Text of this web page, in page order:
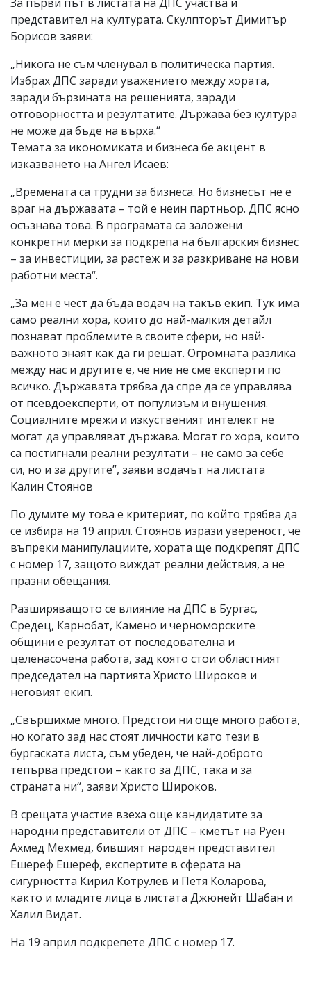
представител на културата. Скулпторът Димитър
Борисов заяви:
„Никога не съм членувал в политическа партия.
Избрах ДПС заради уважението между хората,
заради бързината на решенията, заради
отговорността и резултатите. Държава без култура
не може да бъде на върха.“
Темата за икономиката и бизнеса бе акцент в
изказването на Ангел Исаев:
„Времената са трудни за бизнеса. Но бизнесът не е
враг на държавата – той е неин партньор. ДПС ясно
осъзнава това. В програмата са заложени
конкретни мерки за подкрепа на българския бизнес
– за инвестиции, за растеж и за разкриване на нови
работни места“.
„За мен е чест да бъда водач на такъв екип. Тук има
само реални хора, които до най-малкия детайл
познават проблемите в своите сфери, но най-
важното знаят как да ги решат. Огромната разлика
между нас и другите е, че ние не сме експерти по
всичко. Държавата трябва да спре да се управлява
от псевдоексперти, от популизъм и внушения.
Социалните мрежи и изкуственият интелект не
могат да управляват държава. Могат го хора, които
са постигнали реални резултати – не само за себе
си, но и за другите”, заяви водачът на листата
Калин Стоянов
По думите му това е критерият, по който трябва да
се избира на 19 април. Стоянов изрази увереност, че
въпреки манипулациите, хората ще подкрепят ДПС
с номер 17, защото виждат реални действия, а не
празни обещания.
Разширяващото се влияние на ДПС в Бургас,
Средец, Карнобат, Камено и черноморските
общини е резултат от последователна и
целенасочена работа, зад която стои областният
председател на партията Христо Широков и
неговият екип.
„Свършихме много. Предстои ни още много работа,
но когато зад нас стоят личности като тези в
бургаската листа, съм убеден, че най-доброто
тепърва предстои – както за ДПС, така и за
страната ни“, заяви Христо Широков.
В срещата участие взеха още кандидатите за
народни представители от ДПС – кметът на Руен
Ахмед Мехмед, бившият народен представител
Ешереф Ешереф, експертите в сферата на
сигурността Кирил Котрулев и Петя Коларова,
както и младите лица в листата Джюнейт Шабан и
Халил Видат.
На 19 април подкрепете ДПС с номер 17.